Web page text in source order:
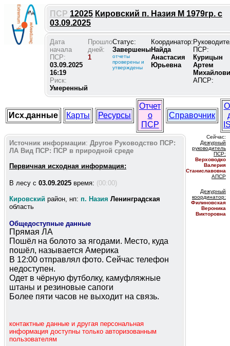
ПСР 12025 Кировский п. Назия М 1979гр. с
03.09.2025
Дата
начала
ПСР:
03.09.2025
16:19
Риск:
Умеренный
Прошло
дней:
1
Статус:
Завершены
отчеты
проверены и
утверждены
Координатор:
Найда
Анастасия
Юрьевна
ПСР:
Курицын
Артем
АПСР:
Исх.данные Карты Ресурсы
Отчет
о
ПСР
Справочник
Источник информации: Другое Руководство ПСР:
ЛА Вид ПСР: ПСР в природной среде
Первичная исходная информация:
В лесу c 03.09.2025 время: (00:00)
Кировский район, нп: п. Назия Ленинградская
область
Общедоступные данные
Прямая ЛА
Пошёл на болото за ягодами. Место, куда
пошёл, называется Америка
В 12:00 отправлял фото. Сейчас телефон
недоступен.
Одет в чёрную футболку, камуфляжные
штаны и резиновые сапоги
Более пяти часов не выходит на связь.
контактные данные и другая персональная
информация доступны только авторизованным
пользователям
Сейчас:
Дежурный
руководитель
ПСР:
Верховодко
Валерия
Станиславовна
АПСР
Дежурный
координатор:
Филиновская
Вероника
Викторовна